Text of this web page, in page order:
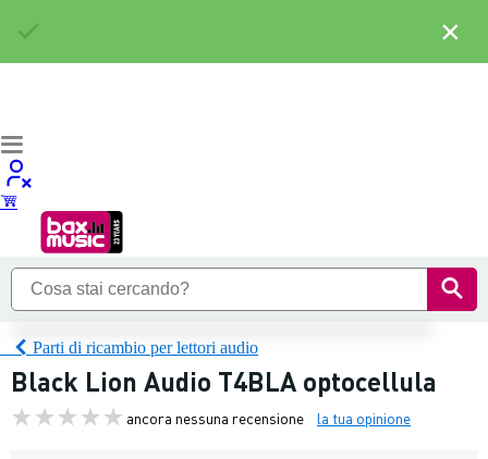
Parti di ricambio per lettori audio
Black Lion Audio T4BLA optocellula
ancora nessuna recensione la tua opinione
×